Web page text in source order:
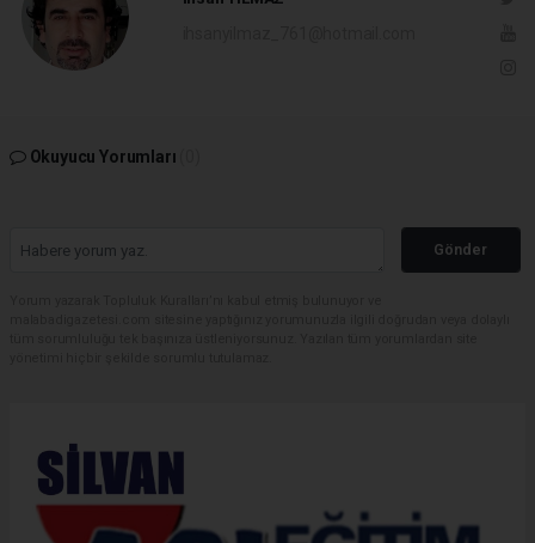
Okuyucu Yorumları
Gönder